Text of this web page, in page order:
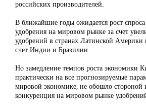
российских производителей.
В ближайшие годы ожидается рост
удобрения на мировом рынке за счет
удобрений в странах Латинской Америки
счет Индии и Бразилии.
Но замедление темпов роста экономики
практически на все прогнозируемые
мировой экономике, не обошло стороной
конкуренция на мировом рынке